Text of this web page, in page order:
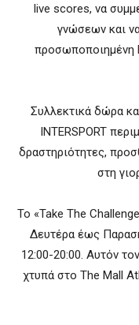
live scores, να
γνώσεων και
προσωποποιημένη
Συλλεκτικά δώρα
INTERSPORT
δραστηριότητες,
στη
Το «Take The
Δευτέρα έως
12:00-20:00. Αυτόν
χτυπά στο The Mall